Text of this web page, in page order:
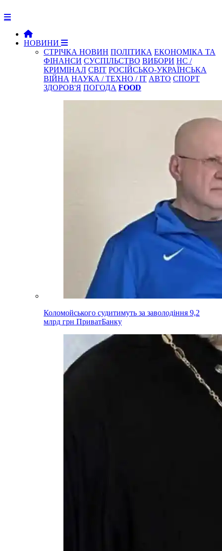
НОВИНИ
СТРІЧКА НОВИН ПОЛІТИКА ЕКОНОМІКА ТА
ФІНАНСИ СУСПІЛЬСТВО ВИБОРИ НС /
КРИМІНАЛ СВІТ РОСІЙСЬКО-УКРАЇНСЬКА
ВІЙНА НАУКА / ТЕХНО / IT АВТО СПОРТ
ЗДОРОВ'Я ПОГОДА FOOD
Коломойського судитимуть за заволодіння 9,2
млрд грн ПриватБанку